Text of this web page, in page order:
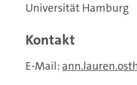
Universität Hamburg
Kontakt
E-Mail: